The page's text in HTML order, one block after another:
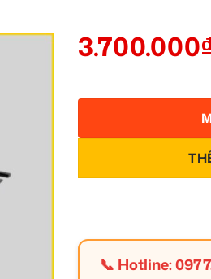
3.700.000
📞 Hotline: